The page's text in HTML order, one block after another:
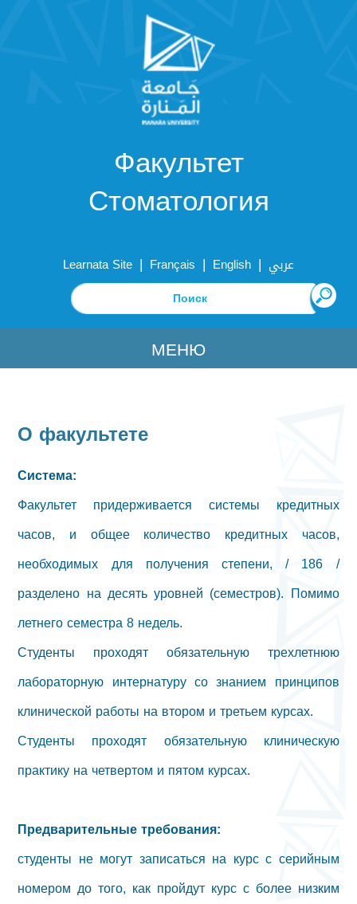
Факультет
Стоматология
Learnata Site | Français | English | عربي
МЕНЮ
О факультете
Система:
Факультет придерживается системы кредитных
часов, и общее количество кредитных часов,
необходимых для получения степени, / 186 /
разделено на десять уровней (семестров). Помимо
летнего семестра 8 недель.
Студенты проходят обязательную трехлетнюю
лабораторную интернатуру со знанием принципов
клинической работы на втором и третьем курсах.
Студенты проходят обязательную клиническую
практику на четвертом и пятом курсах.
Предварительные требования:
студенты не могут записаться на курс с серийным
номером до того, как пройдут курс с более низким